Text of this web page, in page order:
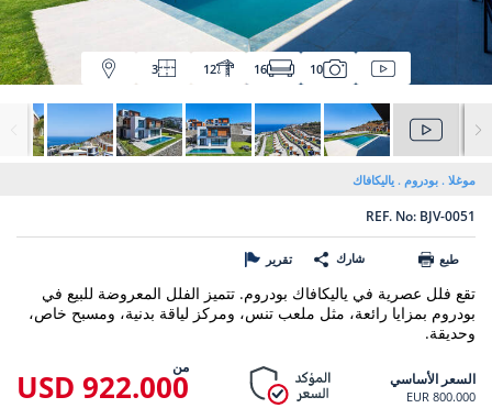
10
16
12
3
موغلا بودروم ياليكافاك
REF. No: BJV-0051
طبع شارك تقرير
تقع فلل عصرية في ياليكافاك بودروم. تتميز الفلل المعروضة للبيع في
بودروم بمزايا رائعة، مثل ملعب تنس، ومركز لياقة بدنية، ومسبح خاص،
وحديقة.
السعر الأساسي
800.000 EUR
من
922.000 USD